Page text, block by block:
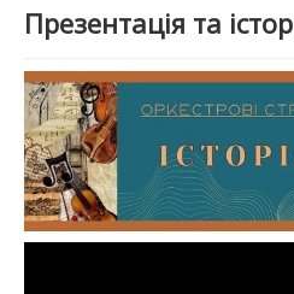
ПРО НАС
ПУБЛІЧНА ІНФОРМАЦІЯ
АБІТУРІЄНТУ
СТУДЕНТУ
КАБІНЕТ МЕТОДИСТА
НАВЧАЛЬНО-ВИХОВНА
Презентація та